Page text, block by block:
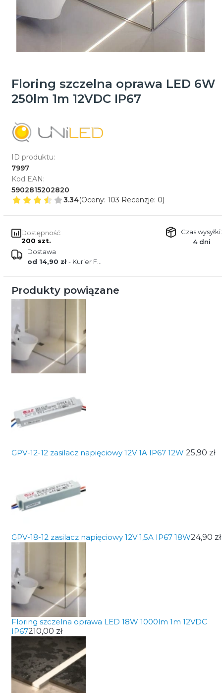
Floring szczelna oprawa LED 6W
250lm 1m 12VDC IP67
ID produktu:
7997
Kod EAN:
5902815202820
3.34(Oceny: 103 Recenzje: 0)
Dostępność:
200 szt.
Czas wysyłki:
4 dni
Dostawa
od 14,90 zł- Kurier FEDEX
Produkty powiązane
GPV-12-12 zasilacz napięciowy 12V 1A IP67 12W 25,90 zł
GPV-18-12 zasilacz napięciowy 12V 1,5A IP67 18W24,90 zł
Floring szczelna oprawa LED 18W 1000lm 1m 12VDC
IP67210,00 zł